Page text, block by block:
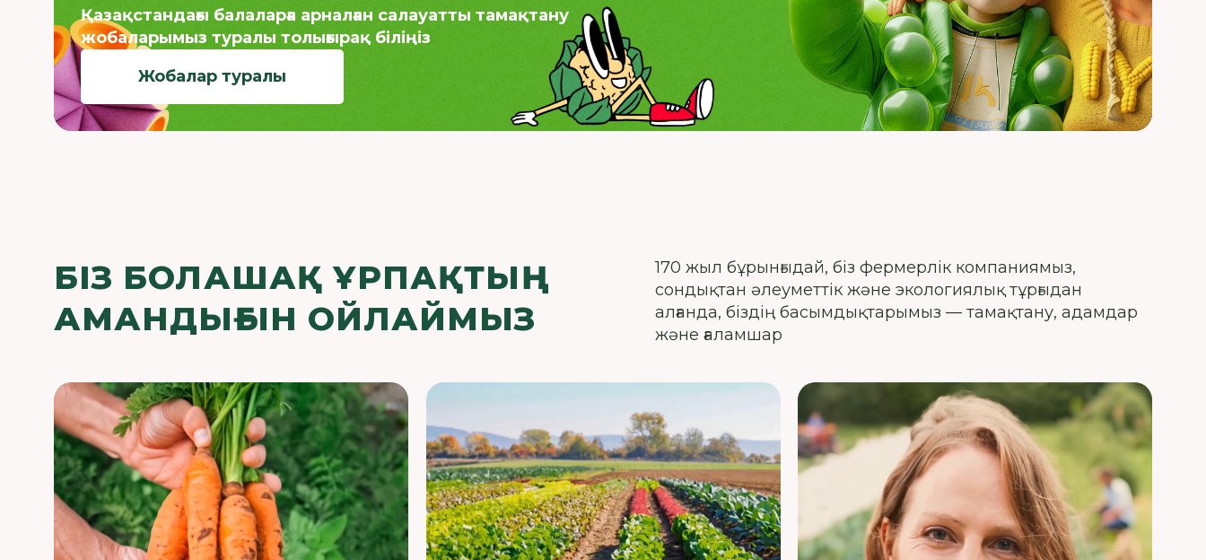
Қазақстандағы балаларға арналған салауатты тамақтану
жобаларымыз туралы толығырақ біліңіз
Жобалар туралы
БІЗ БОЛАШАҚ ҰРПАҚТЫҢ
АМАНДЫҒЫН ОЙЛАЙМЫЗ
170 жыл бұрынғыдай, біз фермерлік компаниямыз,
сондықтан әлеуметтік және экологиялық тұрғыдан
алғанда, біздің басымдықтарымыз — тамақтану, адамдар
және ғаламшар